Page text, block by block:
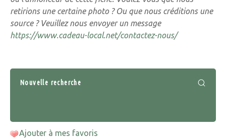
retirions une certaine photo ? Ou que nous créditions une
source ? Veuillez nous envoyer un message
https://www.cadeau-local.net/contactez-nous/
Nouvelle recherche
Ajouter à mes favoris